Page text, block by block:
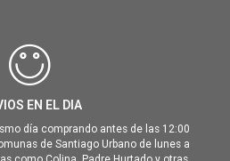
EN EL DIA
día comprando antes de las 12:00
de Santiago Urbano de lunes a